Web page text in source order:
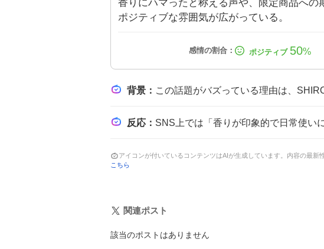
香りにハマったと称える声や、限定商品への
ポジティブな雰囲気が広がっている。
50%
背景 ： この話題がバズっている理由は、SHIROのサボンが手頃な価格でユニセックスな香りを提供し、SNSユーザーの間で高い評
反応 ： SNS上では「香りが印象的で日常使いに適している」や「価格が手に取りやすい」などの声
アイコンが付いているコンテンツはAIが生成しています。内容の最
こちら
関連ポスト
該当のポストはありません